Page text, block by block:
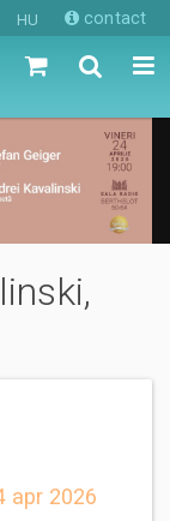
HU contact
apr 2026